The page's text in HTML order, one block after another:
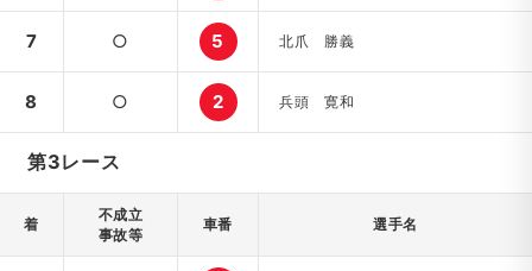
7 ○ 5 北爪 勝義
8 ○ 2 兵頭 寛和
第3レース
着
不成立
事故等
車番 選手名